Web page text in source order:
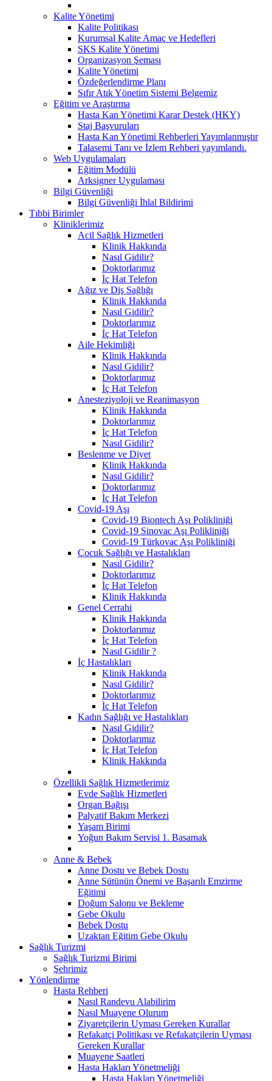
Kalite Yönetimi
Kalite Politikası
Kurumsal Kalite Amaç ve Hedefleri
SKS Kalite Yönetimi
Organizasyon Şeması
Kalite Yönetimi
Özdeğerlendirme Planı
Sıfır Atık Yönetim Sistemi Belgemiz
Eğitim ve Araştırma
Hasta Kan Yönetimi Karar Destek (HKY)
Staj Başvuruları
Hasta Kan Yönetimi Rehberleri Yayımlanmıştır
Talasemi Tanı ve İzlem Rehberi yayımlandı.
Web Uygulamaları
Eğitim Modülü
Arksigner Uygulaması
Bilgi Güvenliği
Bilgi Güvenliği İhlal Bildirimi
Tıbbi Birimler
Kliniklerimiz
Acil Sağlık Hizmetleri
Klinik Hakkında
Nasıl Gidilir?
Doktorlarımız
İç Hat Telefon
Ağız ve Diş Sağlığı
Klinik Hakkında
Nasıl Gidilir?
Doktorlarımız
İç Hat Telefon
Aile Hekimliği
Klinik Hakkında
Nasıl Gidilir?
Doktorlarımız
İç Hat Telefon
Anesteziyoloji ve Reanimasyon
Klinik Hakkında
Doktorlarımız
İç Hat Telefon
Nasıl Gidilir?
Beslenme ve Diyet
Klinik Hakkında
Nasıl Gidilir?
Doktorlarımız
İç Hat Telefon
Covid-19 Aşı
Covid-19 Biontech Aşı Polikliniği
Covid-19 Sinovac Aşı Polikliniği
Covid-19 Türkovac Aşı Polikliniği
Çocuk Sağlığı ve Hastalıkları
Nasıl Gidilir?
Doktorlarımız
İç Hat Telefon
Klinik Hakkında
Genel Cerrahi
Klinik Hakkında
Doktorlarımız
İç Hat Telefon
Nasıl Gidilir ?
İç Hastalıkları
Klinik Hakkında
Nasıl Gidilir?
Doktorlarımız
İç Hat Telefon
Kadın Sağlığı ve Hastalıkları
Nasıl Gidilir?
Doktorlarımız
İç Hat Telefon
Klinik Hakkında
Özellikli Sağlık Hizmetlerimiz
Evde Sağlık Hizmetleri
Organ Bağışı
Palyatif Bakım Merkezi
Yaşam Birimi
Yoğun Bakım Servisi 1. Basamak
Anne & Bebek
Anne Dostu ve Bebek Dostu
Anne Sütünün Önemi ve Başarılı Emzirme
Eğitimi
Doğum Salonu ve Bekleme
Gebe Okulu
Bebek Dostu
Uzaktan Eğitim Gebe Okulu
Sağlık Turizmi
Sağlık Turizmi Birimi
Şehrimiz
Yönlendirme
Hasta Rehberi
Nasıl Randevu Alabilirim
Nasıl Muayene Olurum
Ziyaretçilerin Uyması Gereken Kurallar
Refakatçi Politikası ve Refakatçilerin Uyması
Gereken Kurallar
Muayene Saatleri
Hasta Hakları Yönetmeliği
Hasta Hakları Yönetmeliği